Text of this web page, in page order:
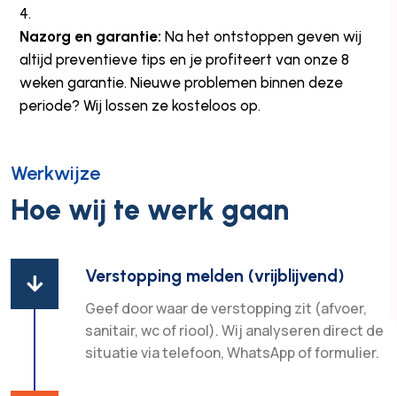
Nazorg en garantie: Na het ontstoppen geven wij
altijd preventieve tips en je profiteert van onze 8
weken garantie. Nieuwe problemen binnen deze
periode? Wij lossen ze kosteloos op.
Werkwijze
Hoe wij te werk gaan
 Verstopping melden (vrijblijvend)
Geef door waar de verstopping zit (afvoer,
sanitair, wc of riool). Wij analyseren direct de
situatie via telefoon, WhatsApp of formulier.